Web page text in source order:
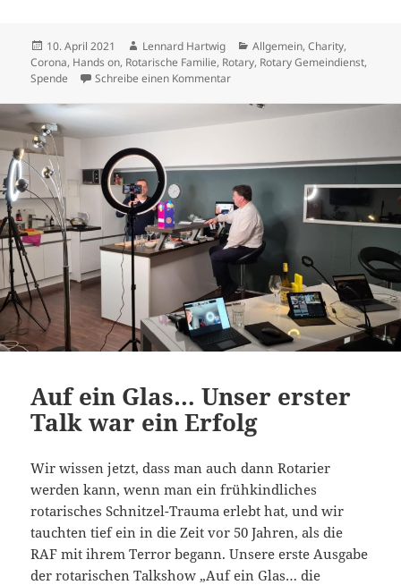
Veröffentlicht
am
10. April 2021 Autor
Lennard Hartwig Kategorien
Allgemein,Charity,
Corona, Hands on, Rotarische Familie, Rotary, Rotary Gemeindienst,
Spende
Schreibe einen Kommentarzu Osterfreude in Bad Belzig
Auf ein Glas… Unser erster
Talk war ein Erfolg
Wir wissen jetzt, dass man auch dann Rotarier
werden kann, wenn man ein frühkindliches
rotarisches Schnitzel-Trauma erlebt hat, und wir
tauchten tief ein in die Zeit vor 50 Jahren, als die
RAF mit ihrem Terror begann. Unsere erste Ausgabe
der rotarischen Talkshow „Auf ein Glas… die